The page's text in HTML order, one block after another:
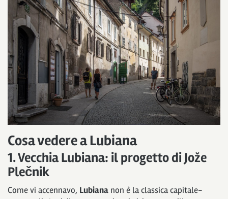
Cosa vedere a Lubiana
1. Vecchia Lubiana: il progetto di Jože
Plečnik
Come vi accennavo, Lubiana non è la classica capitale-